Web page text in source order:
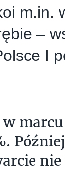
m.in.
–
I
w
nie